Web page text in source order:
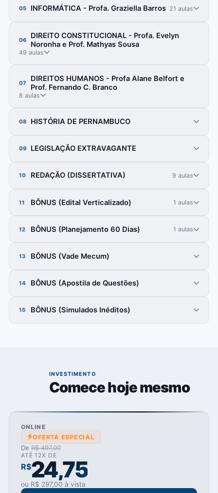
05 INFORMÁTICA - Profa. Graziella Barros 21 aulas
06
DIREITO CONSTITUCIONAL - Profa. Evelyn
Noronha e Prof. Mathyas Sousa
49 aulas
07
DIREITOS HUMANOS - Profa Alane Belfort e
Prof. Fernando C. Branco
8 aulas
08 HISTÓRIA DE PERNAMBUCO
09 LEGISLAÇÃO EXTRAVAGANTE
10 REDAÇÃO (DISSERTATIVA) 9 aulas
11 BÔNUS (Edital Verticalizado) 1 aulas
12 BÔNUS (Planejamento 60 Dias) 1 aulas
13 BÔNUS (Vade Mecum)
14 BÔNUS (Apostila de Questões)
15 BÔNUS (Simulados Inéditos)
INVESTIMENTO
Comece hoje mesmo
ONLINE
OFERTA ESPECIAL
De R$ 497,00
ATÉ 12X DE
R$24,75
ou R$ 297,00 à vista